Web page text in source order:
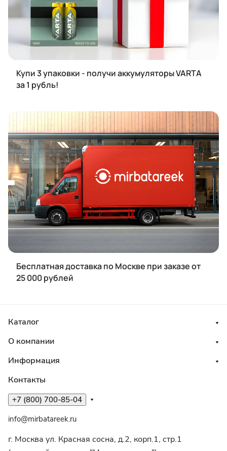
Купи 3 упаковки - получи аккумуляторы VARTA
за 1 рубль!
Бесплатная доставка по Москве при заказе от
25 000 рублей
Каталог
О компании
Информация
Контакты
+7 (800) 700-85-04
info@mirbatareek.ru
г. Москва ул. Красная сосна, д.2, корп.1, стр.1